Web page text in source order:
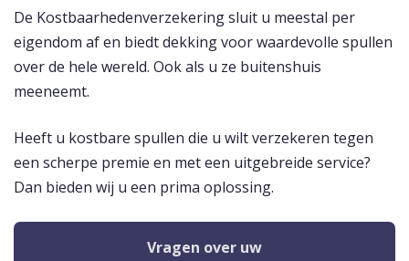
De Kostbaarhedenverzekering sluit u meestal per
eigendom af en biedt dekking voor waardevolle spullen
over de hele wereld. Ook als u ze buitenshuis
meeneemt.
Heeft u kostbare spullen die u wilt verzekeren tegen
een scherpe premie en met een uitgebreide service?
Dan bieden wij u een prima oplossing.
Vragen over uw